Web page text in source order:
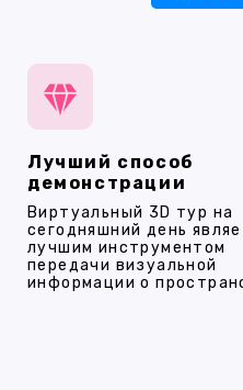
Лучший способ
демонстрации
Виртуальный 3D тур на
сегодняшний день
лучшим инструментом
передачи визуальной
информации о